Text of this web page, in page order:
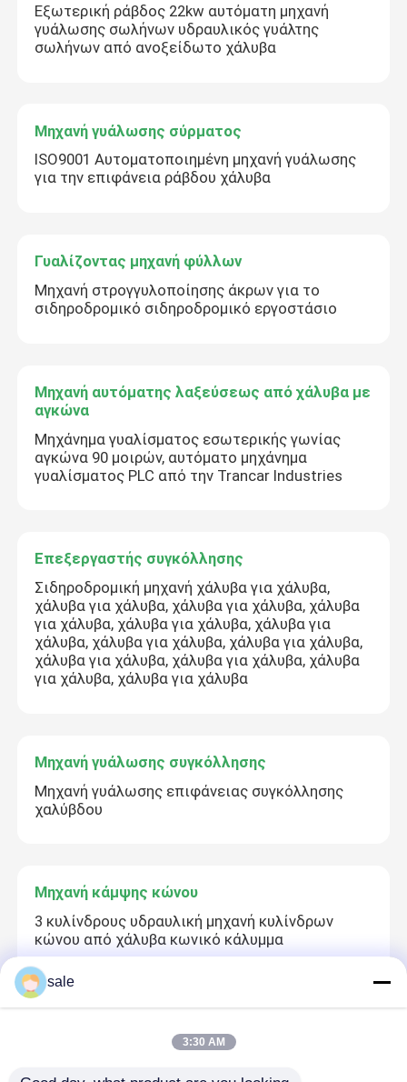
Εξωτερική ράβδος 22kw αυτόματη μηχανή
γυάλωσης σωλήνων υδραυλικός γυάλτης
σωλήνων από ανοξείδωτο χάλυβα
Μηχανή γυάλωσης σύρματος
ISO9001 Αυτοματοποιημένη μηχανή γυάλωσης
για την επιφάνεια ράβδου χάλυβα
Γυαλίζοντας μηχανή φύλλων
Μηχανή στρογγυλοποίησης άκρων για το
σιδηροδρομικό σιδηροδρομικό εργοστάσιο
Μηχανή αυτόματης λαξεύσεως από χάλυβα με
αγκώνα
Μηχάνημα γυαλίσματος εσωτερικής γωνίας
αγκώνα 90 μοιρών, αυτόματο μηχάνημα
γυαλίσματος PLC από την Trancar Industries
Επεξεργαστής συγκόλλησης
Σιδηροδρομική μηχανή χάλυβα για χάλυβα,
χάλυβα για χάλυβα, χάλυβα για χάλυβα, χάλυβα
για χάλυβα, χάλυβα για χάλυβα, χάλυβα για
χάλυβα, χάλυβα για χάλυβα, χάλυβα για χάλυβα,
χάλυβα για χάλυβα, χάλυβα για χάλυβα, χάλυβα
για χάλυβα, χάλυβα για χάλυβα
Μηχανή γυάλωσης συγκόλλησης
Μηχανή γυάλωσης επιφάνειας συγκόλλησης
χαλύβδου
Μηχανή κάμψης κώνου
3 κυλίνδρους υδραυλική μηχανή κυλίνδρων
κώνου από χάλυβα κωνικό κάλυμμα
150 χλμ. 50 χλμ. Ρολάρια και τροχούς Μαύροι
sale
3:30 AM